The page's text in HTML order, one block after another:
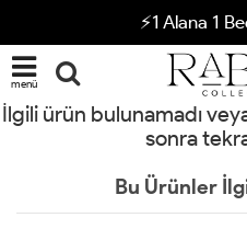
⚡1 Alana 1
menü
İlgili ürün bulunamadı
sonra
Bu Ürünler